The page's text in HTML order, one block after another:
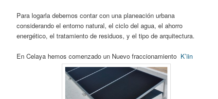
Para logarla debemos contar con una planeación urbana
considerando el entorno natural, el ciclo del agua, el ahorro
energético, el tratamiento de residuos, y el tipo de arquitectura.
En Celaya hemos comenzado un Nuevo fraccionamiento K’iin